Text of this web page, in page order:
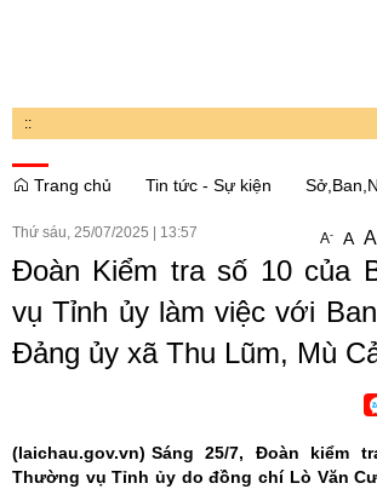
::
Trang chủ
Tin tức - Sự kiện
Thứ sáu, 25/07/2025 13:57 A- A A
Đoàn Kiểm tra số 10 của
vụ Tỉnh ủy làm việc với
Đảng ủy xã Thu Lũm, Mù
(laichau.gov.vn) Sáng 25/7, Đoàn kiểm
Thường vụ Tỉnh ủy do đồng chí Lò Văn